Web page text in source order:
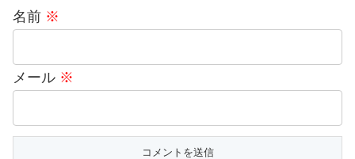
名前 ※
メール ※